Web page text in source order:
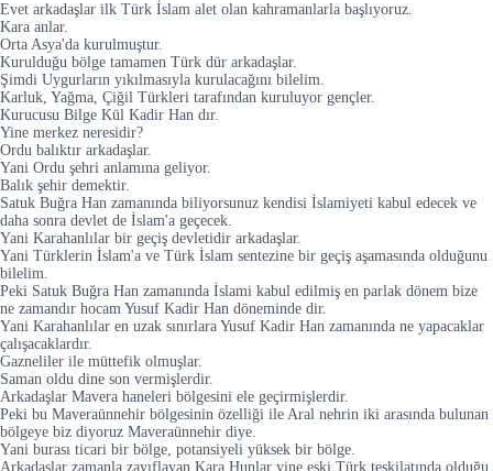
Evet arkadaşlar ilk Türk İslam alet olan kahramanlarla başlıyoruz.
Kara anlar.
Orta Asya'da kurulmuştur.
Kurulduğu bölge tamamen Türk dür arkadaşlar.
Şimdi Uygurların yıkılmasıyla kurulacağını bilelim.
Karluk, Yağma, Çiğil Türkleri tarafından kuruluyor gençler.
Kurucusu Bilge Kül Kadir Han dır.
Yine merkez neresidir?
Ordu balıktır arkadaşlar.
Yani Ordu şehri anlamına geliyor.
Balık şehir demektir.
Satuk Buğra Han zamanında biliyorsunuz kendisi İslamiyeti kabul edecek ve
daha sonra devlet de İslam'a geçecek.
Yani Karahanlılar bir geçiş devletidir arkadaşlar.
Yani Türklerin İslam'a ve Türk İslam sentezine bir geçiş aşamasında olduğunu
bilelim.
Peki Satuk Buğra Han zamanında İslami kabul edilmiş en parlak dönem bize
ne zamandır hocam Yusuf Kadir Han döneminde dir.
Yani Karahanlılar en uzak sınırlara Yusuf Kadir Han zamanında ne yapacaklar
çalışacaklardır.
Gazneliler ile müttefik olmuşlar.
Saman oldu dine son vermişlerdir.
Arkadaşlar Mavera haneleri bölgesini ele geçirmişlerdir.
Peki bu Maveraünnehir bölgesinin özelliği ile Aral nehrin iki arasında bulunan
bölgeye biz diyoruz Maveraünnehir diye.
Yani burası ticari bir bölge, potansiyeli yüksek bir bölge.
Arkadaşlar zamanla zayıflayan Kara Hunlar yine eski Türk teşkilatında olduğu